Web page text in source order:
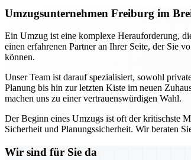
Umzugsunternehmen Freiburg im
Ein Umzug ist eine komplexe Herauforderung,
einen erfahrenen Partner an Ihrer Seite, der Sie
können.
Unser Team ist darauf spezialisiert, sowohl
Planung bis hin zur letzten Kiste im neuen
machen uns zu einer vertrauenswürdigen Wahl.
Der Beginn eines Umzugs ist oft der kritischste
Sicherheit und Planungssicherheit. Wir beraten
Wir sind für Sie da